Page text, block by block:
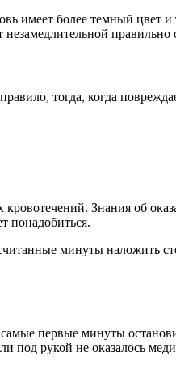
имеет более темный цвет
тогда, когда
Знания об
понадобиться.
минуты наложить
первые минуты
под рукой не оказалось